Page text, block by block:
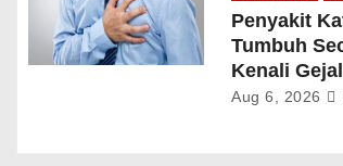
Penyakit
Tumbuh
Kenali
Aug 6, 2026